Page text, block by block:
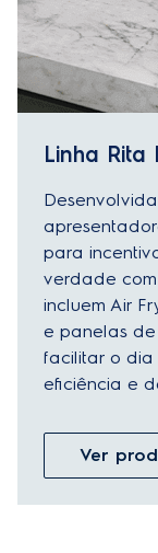
Linha Rita
para
verdade
incluem Air
e panelas
facilitar o dia
eficiência e
Ver